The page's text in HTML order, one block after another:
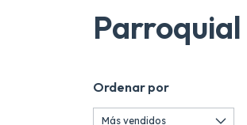
Ordenar por